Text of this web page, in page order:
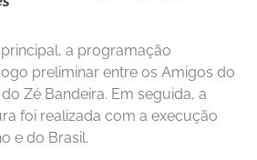
a programação
preliminar entre os Amigos do
Zé Bandeira. Em seguida, a
foi realizada com a execução
e do Brasil.